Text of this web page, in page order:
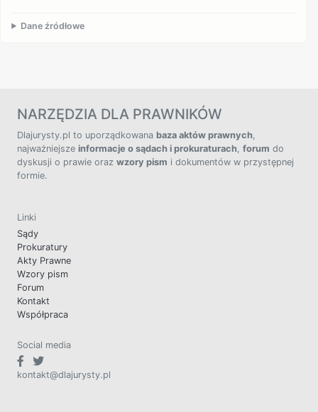
Dane źródłowe
NARZĘDZIA DLA PRAWNIKÓW
Dlajurysty.pl to uporządkowana baza aktów prawnych,
najważniejsze informacje o sądach i prokuraturach, forum do
dyskusji o prawie oraz wzory pism i dokumentów w przystępnej
formie.
Linki
Sądy
Prokuratury
Akty Prawne
Wzory pism
Forum
Kontakt
Współpraca
Social media
kontakt@dlajurysty.pl